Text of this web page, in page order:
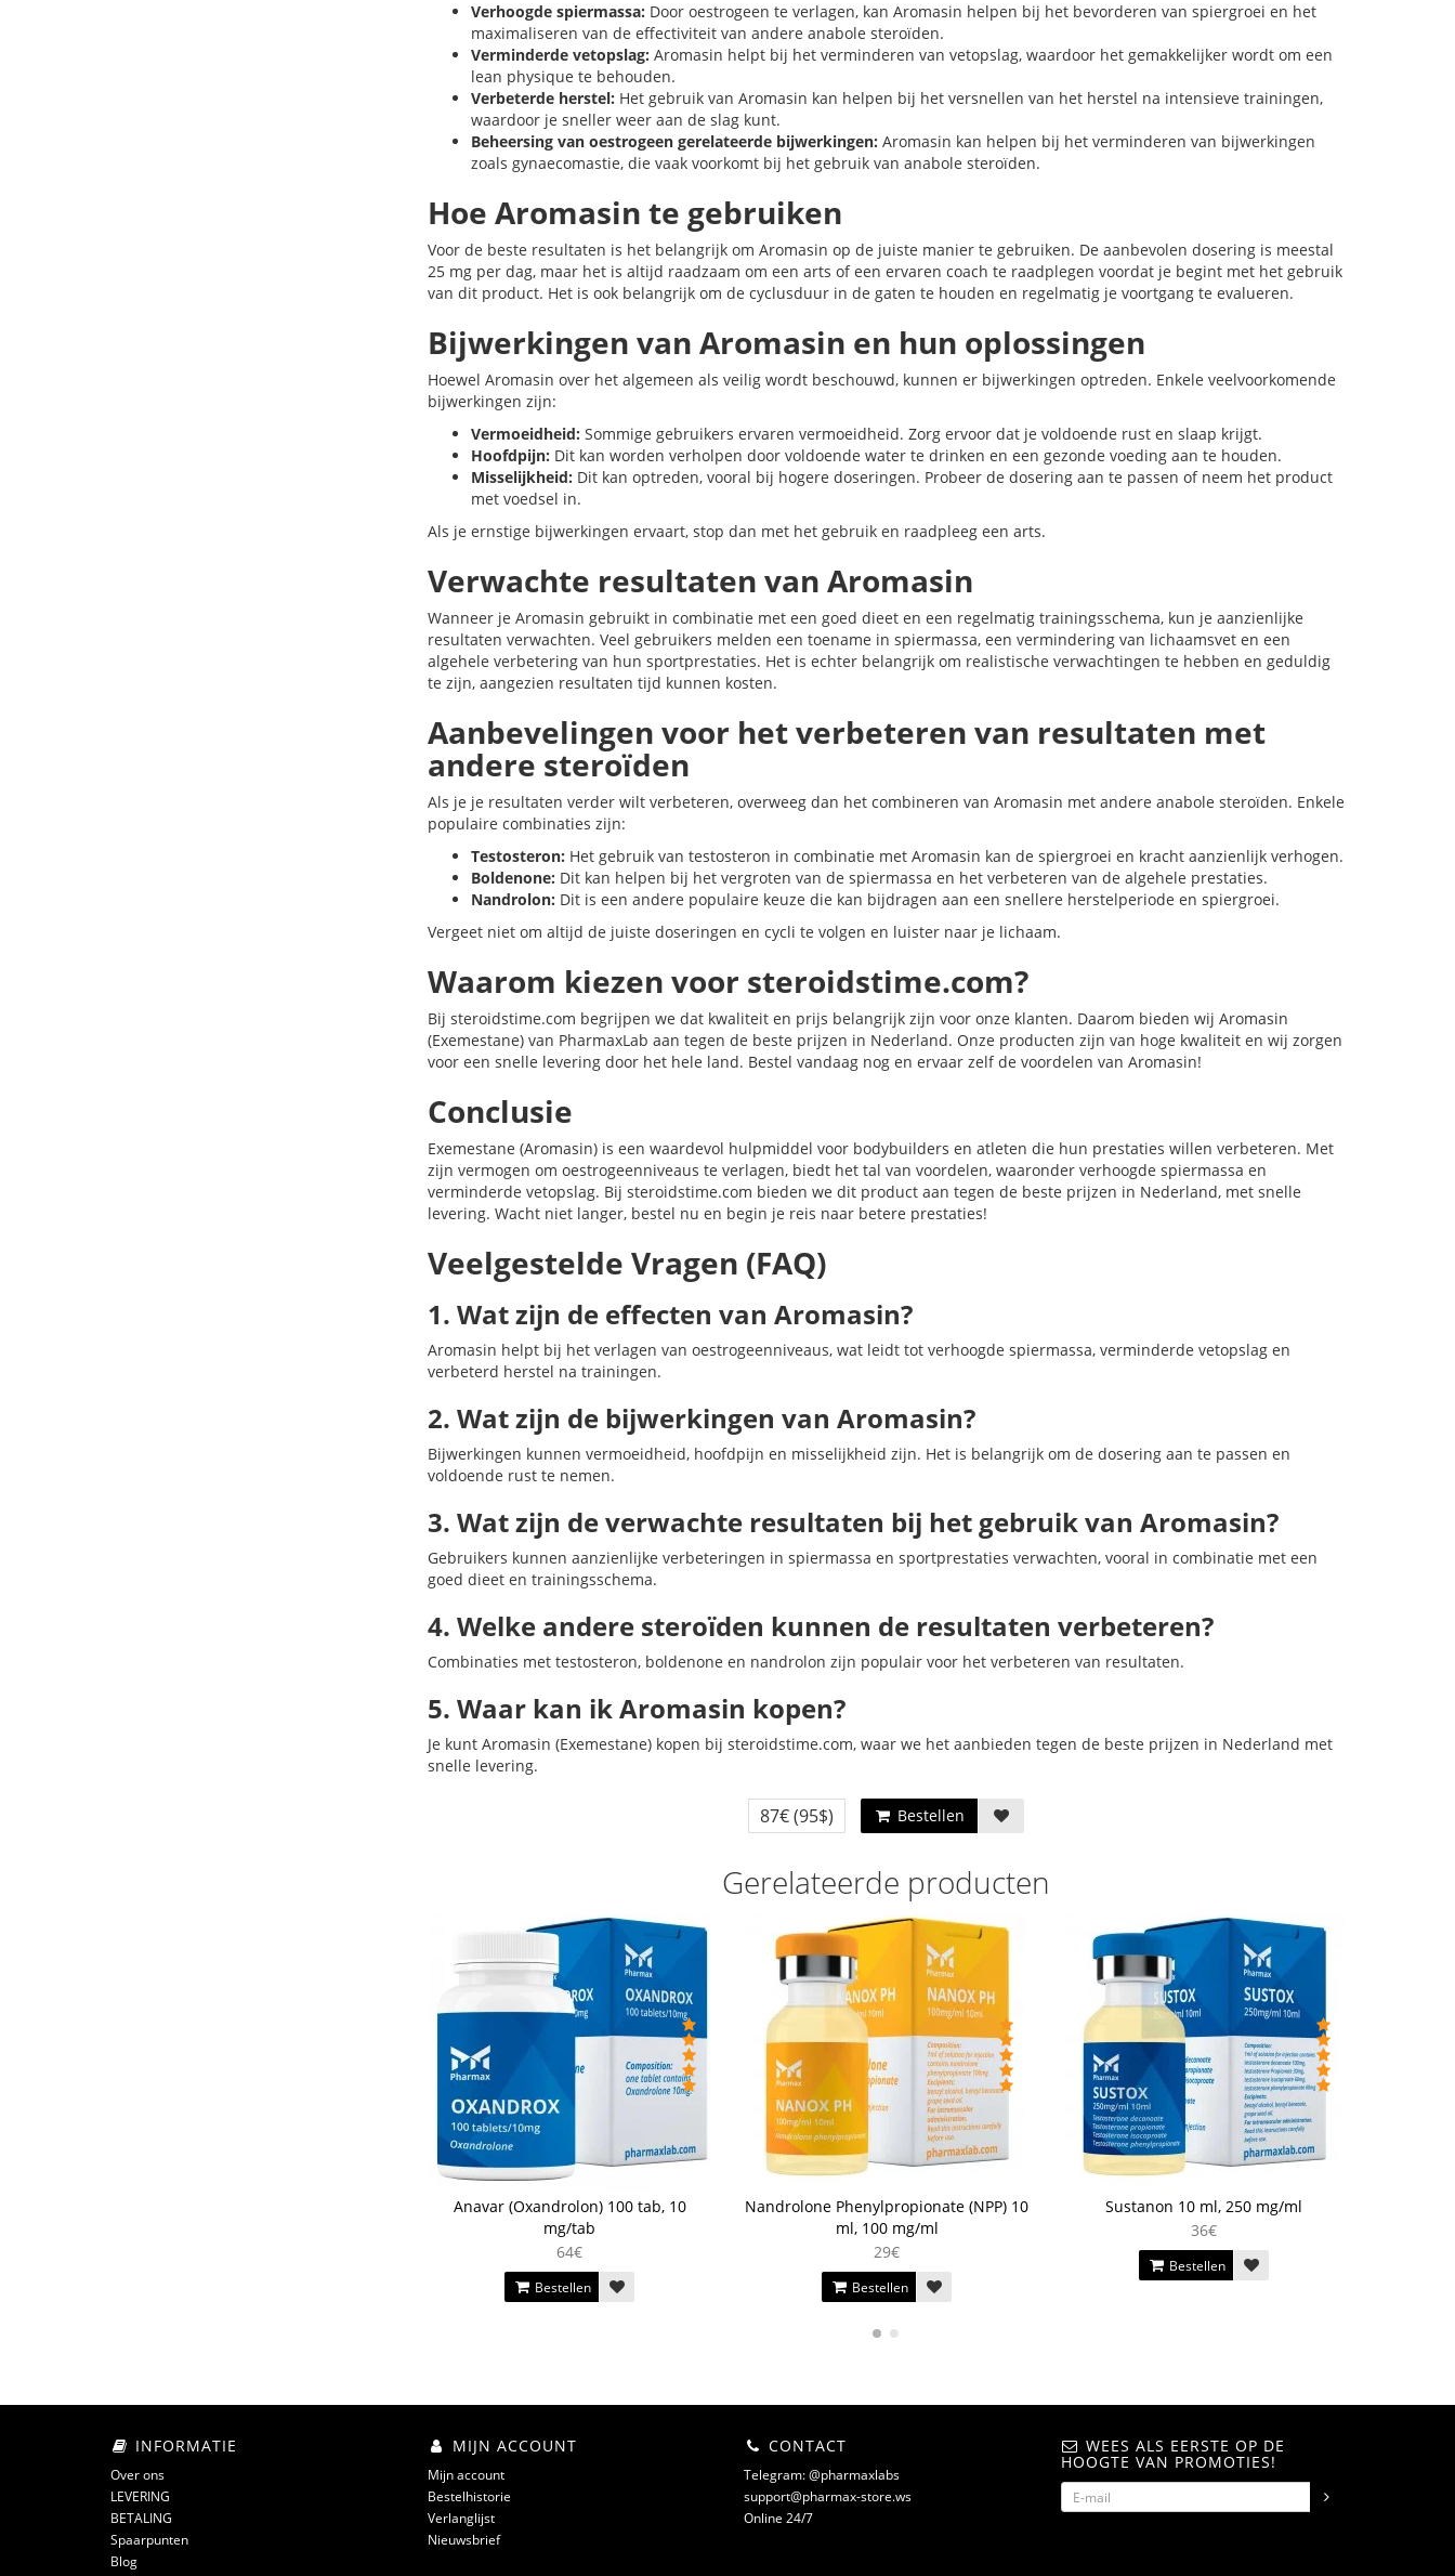
Verhoogde spiermassa: Door oestrogeen te verlagen, kan Aromasin helpen bij het bevorderen van spiergroei en het
maximaliseren van de effectiviteit van andere anabole steroïden.
Verminderde vetopslag: Aromasin helpt bij het verminderen van vetopslag, waardoor het gemakkelijker wordt om een
lean physique te behouden.
Verbeterde herstel: Het gebruik van Aromasin kan helpen bij het versnellen van het herstel na intensieve trainingen,
waardoor je sneller weer aan de slag kunt.
Beheersing van oestrogeen gerelateerde bijwerkingen: Aromasin kan helpen bij het verminderen van bijwerkingen
zoals gynaecomastie, die vaak voorkomt bij het gebruik van anabole steroïden.
Hoe Aromasin te gebruiken
Voor de beste resultaten is het belangrijk om Aromasin op de juiste manier te gebruiken. De aanbevolen dosering is meestal
25 mg per dag, maar het is altijd raadzaam om een arts of een ervaren coach te raadplegen voordat je begint met het gebruik
van dit product. Het is ook belangrijk om de cyclusduur in de gaten te houden en regelmatig je voortgang te evalueren.
Bijwerkingen van Aromasin en hun oplossingen
Hoewel Aromasin over het algemeen als veilig wordt beschouwd, kunnen er bijwerkingen optreden. Enkele veelvoorkomende
bijwerkingen zijn:
Vermoeidheid: Sommige gebruikers ervaren vermoeidheid. Zorg ervoor dat je voldoende rust en slaap krijgt.
Hoofdpijn: Dit kan worden verholpen door voldoende water te drinken en een gezonde voeding aan te houden.
Misselijkheid: Dit kan optreden, vooral bij hogere doseringen. Probeer de dosering aan te passen of neem het product
met voedsel in.
Als je ernstige bijwerkingen ervaart, stop dan met het gebruik en raadpleeg een arts.
Verwachte resultaten van Aromasin
Wanneer je Aromasin gebruikt in combinatie met een goed dieet en een regelmatig trainingsschema, kun je aanzienlijke
resultaten verwachten. Veel gebruikers melden een toename in spiermassa, een vermindering van lichaamsvet en een
algehele verbetering van hun sportprestaties. Het is echter belangrijk om realistische verwachtingen te hebben en geduldig
te zijn, aangezien resultaten tijd kunnen kosten.
Aanbevelingen voor het verbeteren van resultaten met
andere steroïden
Als je je resultaten verder wilt verbeteren, overweeg dan het combineren van Aromasin met andere anabole steroïden. Enkele
populaire combinaties zijn:
Testosteron: Het gebruik van testosteron in combinatie met Aromasin kan de spiergroei en kracht aanzienlijk verhogen.
Boldenone: Dit kan helpen bij het vergroten van de spiermassa en het verbeteren van de algehele prestaties.
Nandrolon: Dit is een andere populaire keuze die kan bijdragen aan een snellere herstelperiode en spiergroei.
Vergeet niet om altijd de juiste doseringen en cycli te volgen en luister naar je lichaam.
Waarom kiezen voor steroidstime.com?
Bij steroidstime.com begrijpen we dat kwaliteit en prijs belangrijk zijn voor onze klanten. Daarom bieden wij Aromasin
(Exemestane) van PharmaxLab aan tegen de beste prijzen in Nederland. Onze producten zijn van hoge kwaliteit en wij zorgen
voor een snelle levering door het hele land. Bestel vandaag nog en ervaar zelf de voordelen van Aromasin!
Conclusie
Exemestane (Aromasin) is een waardevol hulpmiddel voor bodybuilders en atleten die hun prestaties willen verbeteren. Met
zijn vermogen om oestrogeenniveaus te verlagen, biedt het tal van voordelen, waaronder verhoogde spiermassa en
verminderde vetopslag. Bij steroidstime.com bieden we dit product aan tegen de beste prijzen in Nederland, met snelle
levering. Wacht niet langer, bestel nu en begin je reis naar betere prestaties!
Veelgestelde Vragen (FAQ)
1. Wat zijn de effecten van Aromasin?
Aromasin helpt bij het verlagen van oestrogeenniveaus, wat leidt tot verhoogde spiermassa, verminderde vetopslag en
verbeterd herstel na trainingen.
2. Wat zijn de bijwerkingen van Aromasin?
Bijwerkingen kunnen vermoeidheid, hoofdpijn en misselijkheid zijn. Het is belangrijk om de dosering aan te passen en
voldoende rust te nemen.
3. Wat zijn de verwachte resultaten bij het gebruik van Aromasin?
Gebruikers kunnen aanzienlijke verbeteringen in spiermassa en sportprestaties verwachten, vooral in combinatie met een
goed dieet en trainingsschema.
4. Welke andere steroïden kunnen de resultaten verbeteren?
Combinaties met testosteron, boldenone en nandrolon zijn populair voor het verbeteren van resultaten.
5. Waar kan ik Aromasin kopen?
Je kunt Aromasin (Exemestane) kopen bij steroidstime.com, waar we het aanbieden tegen de beste prijzen in Nederland met
snelle levering.
87€(95$) Bestellen
Gerelateerde producten
Anavar (Oxandrolon) 100 tab, 10
mg/tab
64€
Bestellen
Nandrolone Phenylpropionate (NPP) 10
ml, 100 mg/ml
29€
Bestellen
Sustanon 10 ml, 250 mg/ml
36€
Bestellen
INFORMATIE
Over ons
LEVERING
BETALING
Spaarpunten
Blog
MIJN ACCOUNT
Mijn account
Bestelhistorie
Verlanglijst
Nieuwsbrief
CONTACT
Telegram: @pharmaxlabs
support@pharmax-store.ws
Online 24/7
WEES ALS EERSTE OP DE
HOOGTE VAN PROMOTIES!